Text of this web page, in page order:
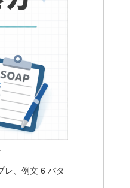
、例文 6 パタ